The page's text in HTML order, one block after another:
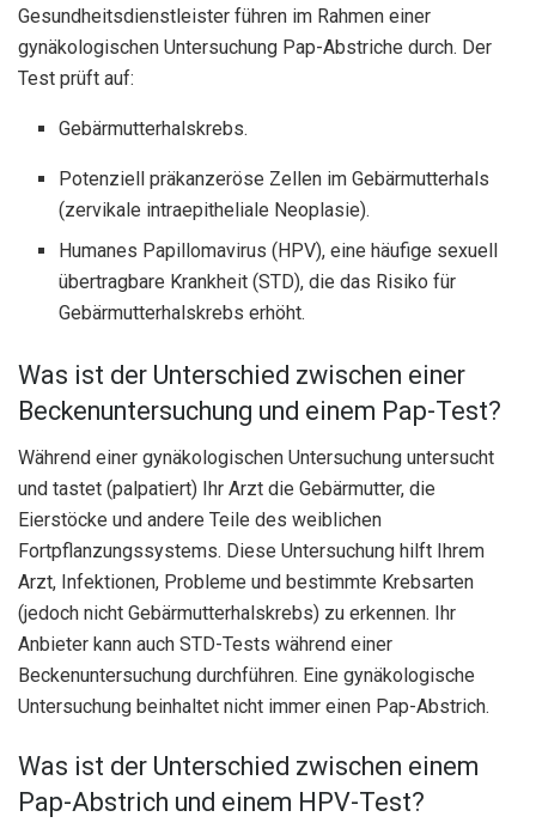
Gesundheitsdienstleister führen im Rahmen einer
gynäkologischen Untersuchung Pap-Abstriche durch. Der
Test prüft auf:
Gebärmutterhalskrebs.
Potenziell präkanzeröse Zellen im Gebärmutterhals
(zervikale intraepitheliale Neoplasie).
Humanes Papillomavirus (HPV), eine häufige sexuell
übertragbare Krankheit (STD), die das Risiko für
Gebärmutterhalskrebs erhöht.
Was ist der Unterschied zwischen einer
Beckenuntersuchung und einem Pap-Test?
Während einer gynäkologischen Untersuchung untersucht
und tastet (palpatiert) Ihr Arzt die Gebärmutter, die
Eierstöcke und andere Teile des weiblichen
Fortpflanzungssystems. Diese Untersuchung hilft Ihrem
Arzt, Infektionen, Probleme und bestimmte Krebsarten
(jedoch nicht Gebärmutterhalskrebs) zu erkennen. Ihr
Anbieter kann auch STD-Tests während einer
Beckenuntersuchung durchführen. Eine gynäkologische
Untersuchung beinhaltet nicht immer einen Pap-Abstrich.
Was ist der Unterschied zwischen einem
Pap-Abstrich und einem HPV-Test?